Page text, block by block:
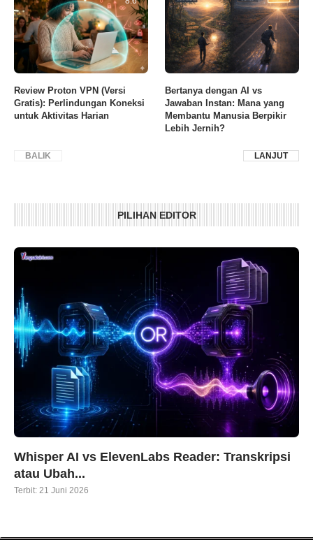
Review Proton VPN (Versi
Gratis): Perlindungan Koneksi
untuk Aktivitas Harian
Bertanya dengan AI vs
Jawaban Instan: Mana yang
Membantu Manusia Berpikir
Lebih Jernih?
BALIK LANJUT
PILIHAN EDITOR
Whisper AI vs ElevenLabs Reader: Transkripsi
atau Ubah...
Terbit: 21 Juni 2026